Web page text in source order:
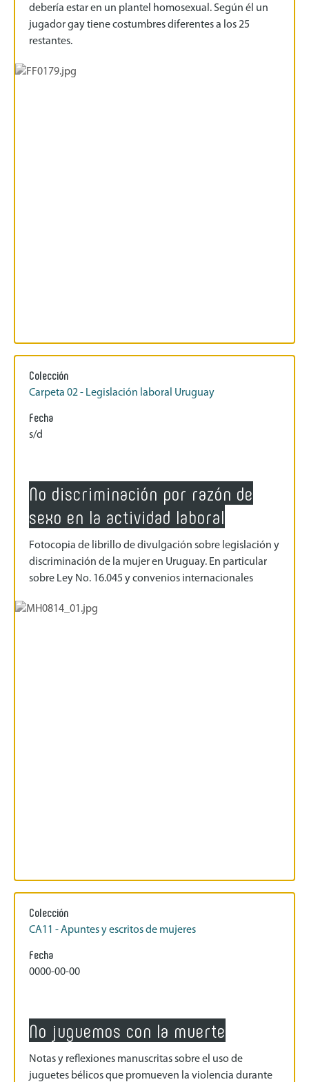
debería estar en un plantel homosexual. Según él un
jugador gay tiene costumbres diferentes a los 25
restantes.
Colección
Carpeta 02 - Legislación laboral Uruguay
Fecha
s/d
No discriminación por razón de
sexo en la actividad laboral
Fotocopia de librillo de divulgación sobre legislación y
discriminación de la mujer en Uruguay. En particular
sobre Ley No. 16.045 y convenios internacionales
Colección
CA11 - Apuntes y escritos de mujeres
Fecha
0000-00-00
No juguemos con la muerte
Notas y reflexiones manuscritas sobre el uso de
juguetes bélicos que promueven la violencia durante